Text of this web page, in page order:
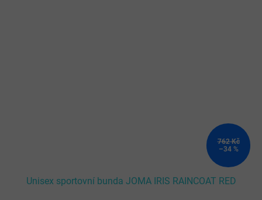
762 Kč
–34 %
Unisex sportovní bunda JOMA IRIS RAINCOAT RED